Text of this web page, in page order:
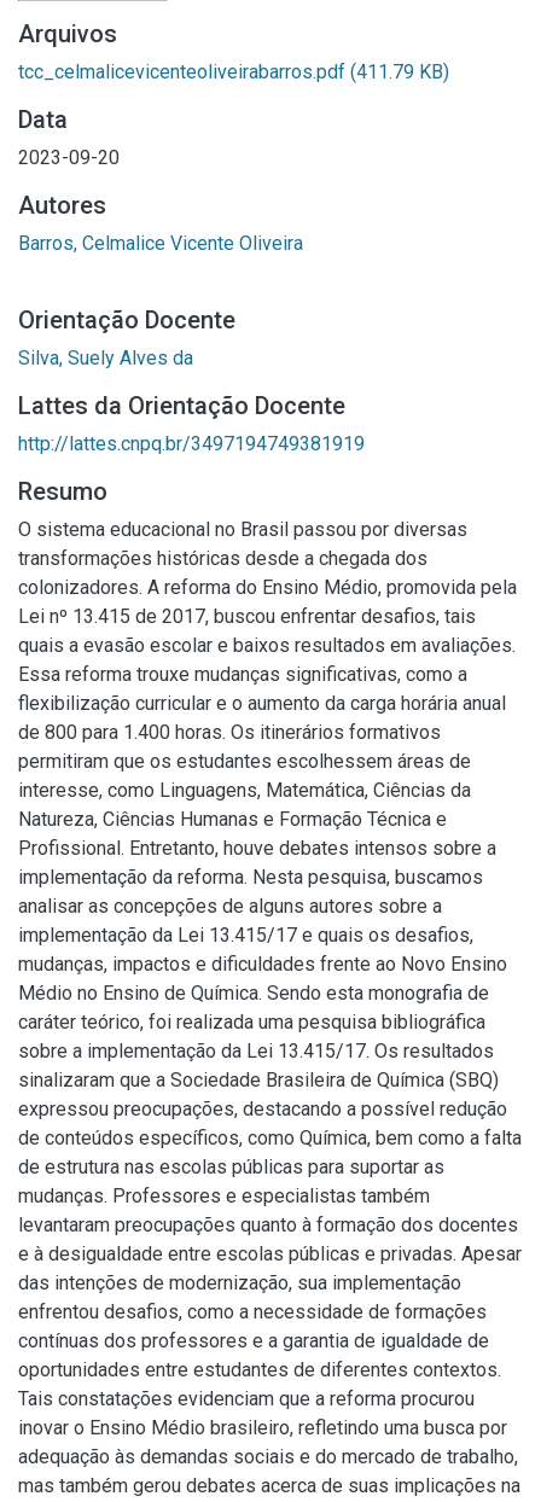
Arquivos
tcc_celmalicevicenteoliveirabarros.pdf (411.79 KB)
Data
2023-09-20
Autores
Barros, Celmalice Vicente Oliveira
Orientação Docente
Silva, Suely Alves da
Lattes da Orientação Docente
http://lattes.cnpq.br/3497194749381919
Resumo
O sistema educacional no Brasil passou por diversas
transformações históricas desde a chegada dos
colonizadores. A reforma do Ensino Médio, promovida pela
Lei nº 13.415 de 2017, buscou enfrentar desafios, tais
quais a evasão escolar e baixos resultados em avaliações.
Essa reforma trouxe mudanças significativas, como a
flexibilização curricular e o aumento da carga horária anual
de 800 para 1.400 horas. Os itinerários formativos
permitiram que os estudantes escolhessem áreas de
interesse, como Linguagens, Matemática, Ciências da
Natureza, Ciências Humanas e Formação Técnica e
Profissional. Entretanto, houve debates intensos sobre a
implementação da reforma. Nesta pesquisa, buscamos
analisar as concepções de alguns autores sobre a
implementação da Lei 13.415/17 e quais os desafios,
mudanças, impactos e dificuldades frente ao Novo Ensino
Médio no Ensino de Química. Sendo esta monografia de
caráter teórico, foi realizada uma pesquisa bibliográfica
sobre a implementação da Lei 13.415/17. Os resultados
sinalizaram que a Sociedade Brasileira de Química (SBQ)
expressou preocupações, destacando a possível redução
de conteúdos específicos, como Química, bem como a falta
de estrutura nas escolas públicas para suportar as
mudanças. Professores e especialistas também
levantaram preocupações quanto à formação dos docentes
e à desigualdade entre escolas públicas e privadas. Apesar
das intenções de modernização, sua implementação
enfrentou desafios, como a necessidade de formações
contínuas dos professores e a garantia de igualdade de
oportunidades entre estudantes de diferentes contextos.
Tais constatações evidenciam que a reforma procurou
inovar o Ensino Médio brasileiro, refletindo uma busca por
adequação às demandas sociais e do mercado de trabalho,
mas também gerou debates acerca de suas implicações na